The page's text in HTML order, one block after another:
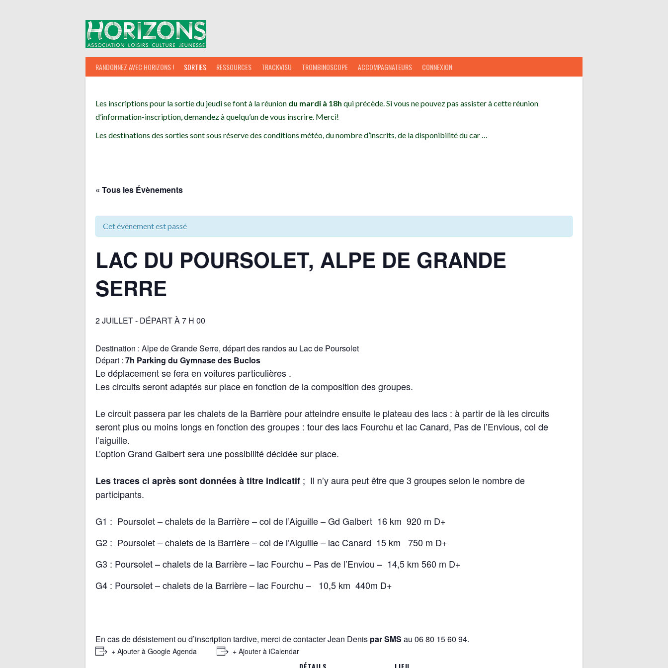
RANDONNEZ AVEC HORIZONS ! SORTIES RESSOURCES TRACKVISU TROMBINOSCOPE ACCOMPAGNATEURS CONNEXION
Les inscriptions pour la sortie du jeudi se font à la réunion du mardi à 18h qui précède. Si vous ne pouvez pas assister à cette réunion
d’information-inscription, demandez à quelqu’un de vous inscrire. Merci!
Les destinations des sorties sont sous réserve des conditions météo, du nombre d’inscrits, de la disponibilité du car …
« Tous les Évènements
Cet évènement est passé
LAC DU POURSOLET, ALPE DE GRANDE
SERRE
2 JUILLET - DÉPART À 7 H 00
Destination : Alpe de Grande Serre, départ des randos au Lac de Poursolet
Départ : 7h Parking du Gymnase des Buclos
Le déplacement se fera en voitures particulières .
Les circuits seront adaptés sur place en fonction de la composition des groupes.
Le circuit passera par les chalets de la Barrière pour atteindre ensuite le plateau des lacs : à partir de là les circuits
seront plus ou moins longs en fonction des groupes : tour des lacs Fourchu et lac Canard, Pas de l’Envious, col de
l’aiguille.
L’option Grand Galbert sera une possibilité décidée sur place.
Les traces ci après sont données à titre indicatif ; Il n’y aura peut être que 3 groupes selon le nombre de
participants.
G1 : Poursolet – chalets de la Barrière – col de l’Aiguille – Gd Galbert 16 km 920 m D+
G2 : Poursolet – chalets de la Barrière – col de l’Aiguille – lac Canard 15 km 750 m D+
G3 : Poursolet – chalets de la Barrière – lac Fourchu – Pas de l’Enviou – 14,5 km 560 m D+
G4 : Poursolet – chalets de la Barrière – lac Fourchu – 10,5 km 440m D+
En cas de désistement ou d’inscription tardive, merci de contacter Jean Denis parSMS au 06 80 15 60 94.
+ Ajouter à Google Agenda + Ajouter à iCalendar